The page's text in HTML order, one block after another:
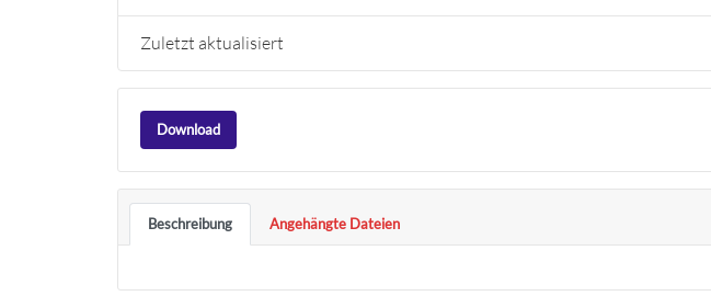
Zuletzt aktualisiert
Download
Beschreibung Angehängte Dateien